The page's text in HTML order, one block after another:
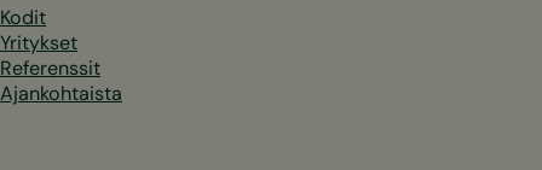
Kodit
Yritykset
Referenssit
Ajankohtaista